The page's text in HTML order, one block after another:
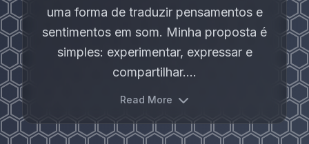
uma forma de traduzir pensamentos e
sentimentos em som. Minha proposta é
simples: experimentar, expressar e
compartilhar....
Read More